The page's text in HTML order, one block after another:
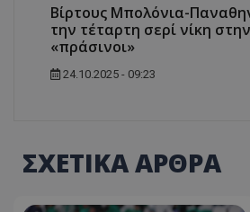
Βίρτους Μπολόνια-
την τέταρτη σερί νίκη
«πράσινοι»
24.10.2025 - 09:23
ΣΧΕΤΙΚΑ ΑΡΘΡΑ